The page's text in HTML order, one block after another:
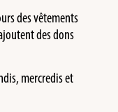
des vêtements
des dons
mercredis et